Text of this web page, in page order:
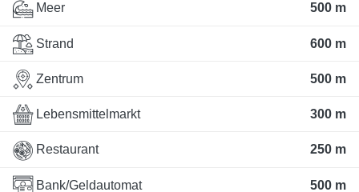
Meer 500 m
Strand 600 m
Zentrum 500 m
Lebensmittelmarkt 300 m
Restaurant 250 m
Bank/Geldautomat 500 m